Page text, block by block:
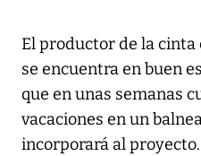
El productor de la cinta
se encuentra en buen
que en unas semanas
vacaciones en un
incorporará al